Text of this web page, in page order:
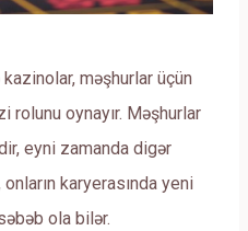
məşhurlar üçün
rolunu oynayır. Məşhurlar
eyni zamanda digər
karyerasında yeni
ola bilər.